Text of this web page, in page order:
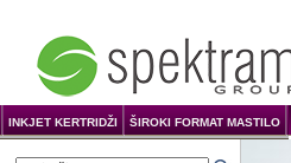
INKJET KERTRIDŽI ŠIROKI FORMAT MASTILO